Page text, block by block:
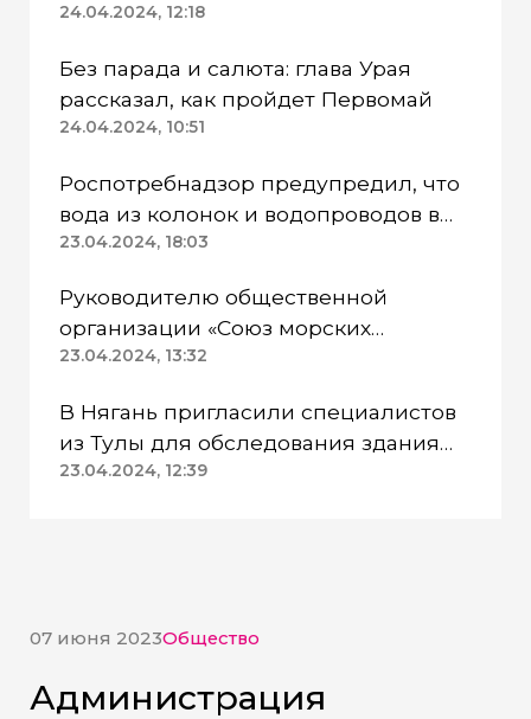
работают в две смены
24.04.2024, 12:18
Без парада и салюта: глава Урая
рассказал, как пройдет Первомай
24.04.2024, 10:51
Роспотребнадзор предупредил, что
вода из колонок и водопроводов в
Казанском районе непригодна для
23.04.2024, 18:03
Руководителю общественной
организации «Союз морских
пехотинцев» Югры вынесли
23.04.2024, 13:32
В Нягань пригласили специалистов
из Тулы для обследования здания
ДК «Геолог»
23.04.2024, 12:39
07 июня 2023Общество
Администрация